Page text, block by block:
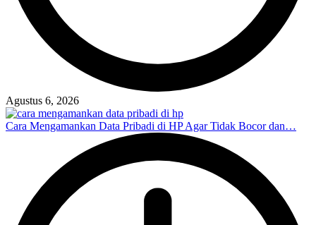
Agustus 6, 2026
Cara Mengamankan Data Pribadi di HP Agar Tidak Bocor dan…